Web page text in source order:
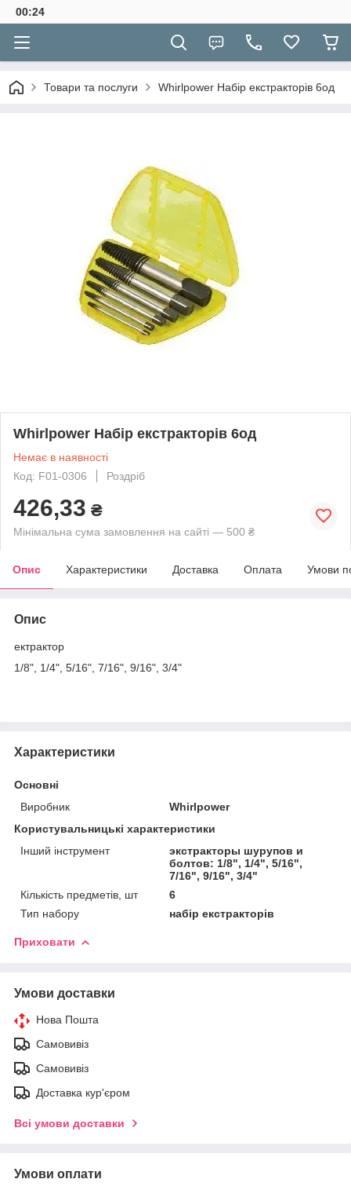
00:24
Товари та послуги Whirlpower Набір екстракторів 6од
Whirlpower Набір екстракторів 6од
Немає в наявності
Код: F01-0306
Роздріб
426,33 ₴
Мінімальна сума замовлення на сайті — 500 ₴
Опис Характеристики Доставка Оплата Умови
Опис
ектрактор
1/8", 1/4", 5/16", 7/16", 9/16", 3/4"
Характеристики
Основні
Виробник
Whirlpower
Користувальницькі характеристики
Інший інструмент
экстракторы шурупов и
болтов: 1/8", 1/4", 5/16",
7/16", 9/16", 3/4"
Кількість предметів, шт
6
Тип набору
набір екстракторів
Приховати
Умови доставки
Нова Пошта
Самовивіз
Самовивіз
Доставка кур'єром
Всі умови доставки
Умови оплати